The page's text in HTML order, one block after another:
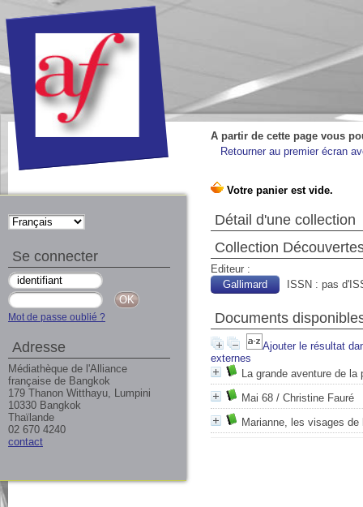
A partir de cette page vous
Retourner au premier écran
Détail d'une collection
Collection
Editeur :
Gallimard
ISSN : pas
Documents
Ajouter le résultat
externes
La grande aventure de la
Mai 68 / Christine Fauré
Marianne, les visages de
Se connecter
Mot de passe oublié ?
Adresse
Médiathèque de l'Alliance
française de Bangkok
179 Thanon Witthayu, Lumpini
10330 Bangkok
Thaïlande
02 670 4240
contact